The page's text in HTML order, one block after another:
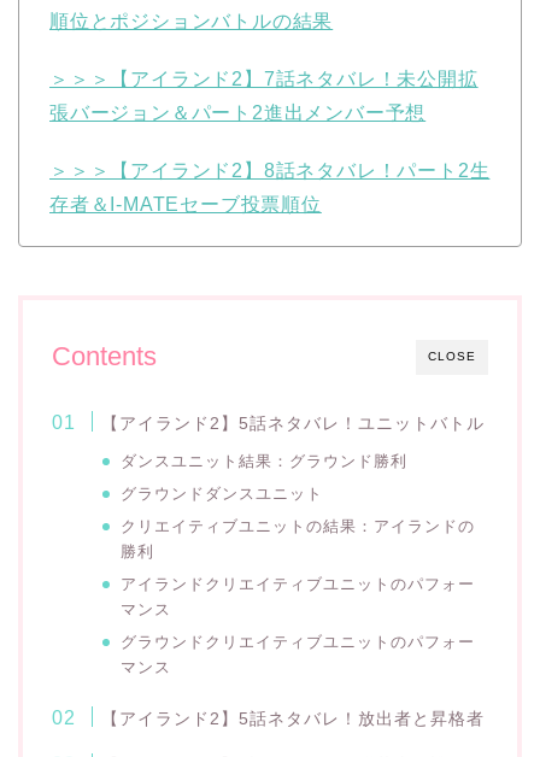
順位とポジションバトルの結果
＞＞＞【アイランド2】7話ネタバレ！未公開拡
張バージョン＆パート2進出メンバー予想
＞＞＞【アイランド2】8話ネタバレ！パート2生
存者＆I-MATEセーブ投票順位
CLOSE
Contents
【アイランド2】5話ネタバレ！ユニットバトル
ダンスユニット結果：グラウンド勝利
グラウンドダンスユニット
クリエイティブユニットの結果：アイランドの
勝利
アイランドクリエイティブユニットのパフォー
マンス
グラウンドクリエイティブユニットのパフォー
マンス
【アイランド2】5話ネタバレ！放出者と昇格者